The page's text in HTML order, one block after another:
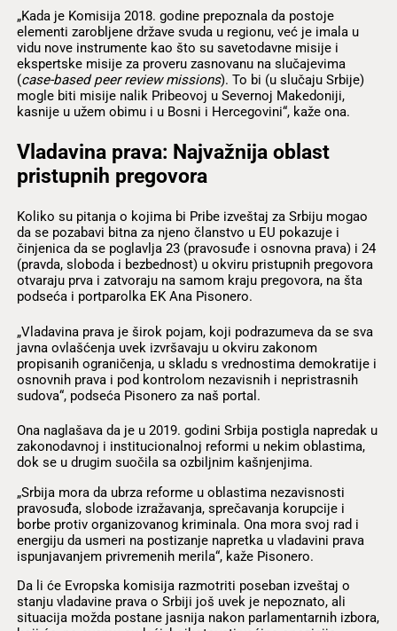
„Kada je Komisija 2018. godine prepoznala da postoje
elementi zarobljene države svuda u regionu, već je imala u
vidu nove instrumente kao što su savetodavne misije i
ekspertske misije za proveru zasnovanu na slučajevima
(case-based peer review missions). To bi (u slučaju Srbije)
mogle biti misije nalik Pribeovoj u Severnoj Makedoniji,
kasnije u užem obimu i u Bosni i Hercegovini“, kaže ona.
Vladavina prava: Najvažnija oblast
pristupnih pregovora
Koliko su pitanja o kojima bi Pribe izveštaj za Srbiju mogao
da se pozabavi bitna za njeno članstvo u EU pokazuje i
činjenica da se poglavlja 23 (pravosuđe i osnovna prava) i 24
(pravda, sloboda i bezbednost) u okviru pristupnih pregovora
otvaraju prva i zatvoraju na samom kraju pregovora, na šta
podseća i portparolka EK Ana Pisonero.
„Vladavina prava je širok pojam, koji podrazumeva da se sva
javna ovlašćenja uvek izvršavaju u okviru zakonom
propisanih ograničenja, u skladu s vrednostima demokratije i
osnovnih prava i pod kontrolom nezavisnih i nepristrasnih
sudova“, podseća Pisonero za naš portal.
Ona naglašava da je u 2019. godini Srbija postigla napredak u
zakonodavnoj i institucionalnoj reformi u nekim oblastima,
dok se u drugim suočila sa ozbiljnim kašnjenjima.
„Srbija mora da ubrza reforme u oblastima nezavisnosti
pravosuđa, slobode izražavanja, sprečavanja korupcije i
borbe protiv organizovanog kriminala. Ona mora svoj rad i
energiju da usmeri na postizanje napretka u vladavini prava
ispunjavanjem privremenih merila“, kaže Pisonero.
Da li će Evropska komisija razmotriti poseban izveštaj o
stanju vladavine prava o Srbiji još uvek je nepoznato, ali
situacija možda postane jasnija nakon parlamentarnih izbora,